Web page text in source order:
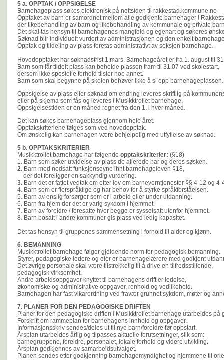
5 a. OPPTAK / OPPSIGELSE
Barnehageplass søkes elektronisk på nettsiden til rakkestad.kommune.no
Opptaket av barn er samordnet mellom alle godkjente barnehager i
der likebehandling av barn og likebehandling av kommunale og private
Det skal tas hensyn til barnehagenes mangfold og egenart og søkeres
Søknad blir individuelt vurdert av administrasjonen og den enkelt
Opptak og tildeling av plass foretas administrativt av seksjon barnehage.
Hovedopptaket har søknadsfrist 1.mars. Barnehageåret er fra 1. august til
Barn som får tildelt plass kan beholde plassen fram til 31.07 ved skolestart,
dersom ikke spesielle forhold tilsier noe annet.
Barn som skal begynne på skolen behøver ikke å si opp barnehageplassen.
Oppsigelse av plass eller søknad om endring leveres skriftlig på
eller på skjema som fås og leveres i Musikktrollet barnehage.
Oppsigelsestiden er én måned regnet fra den 1. i hver måned.
Det kan søkes barnehageplass gjennom hele året.
Opptakskriteriene følges som ved hovedopptak.
Om ønskelig kan barnehagen være behjelpelig med utfyllelse av søknad.
5 b. OPPTAKSKRITERIER
Musikktrollet barnehage har følgende opptakskriterier: (§18)
1. Barn som søker utvidelse av plass de allerede har og deres søsken.
2. Barn med nedsatt funksjonsevne ihht barnehageloven §18,
der det foreligger en sakkyndig vurdering.
3. Barn det er fattet vedtak om etter lov om barneverntjenester §§ 4-12 og
4. Barn som er flerspråklige og har behov for å styrke språkforståelsen.
5. Barn av enslig forsørger som er i arbeid eller under utdanning.
6. Barn fra hjem der det er varig sykdom i hjemmet.
7. Barn av foreldre / foresatte hvor begge er sysselsatt utenfor hjemmet.
8. Barn bosatt i andre kommuner gis plass ved ledig kapasitet.
Det tas hensyn til gruppenes sammensetning i forhold til alder og kjønn.
6. BEMANNING
Musikktrollet barnehage følger gjeldende norm for pedagogisk bemanning.
Styrer, pedagogiske ledere og eier er barnehagelærere med godkjent
Det øvrige personale skal være tilstrekkelig til å drive en tilfredsstillende,
pedagogisk virksomhet.
Andre arbeidsoppgaver knyttet til barnehagens drift er ledelse,
økonomiske og administrative oppgaver, renhold og vedlikehold.
Barnehagen har fast vikarordning ved fravær grunnet sykdom, møter og
7. PLANER FOR DEN PEDAGOGISKE DRIFTEN
Planer for den pedagogiske driften i Musikktrollet barnehage utarbeides på
Forskrift om rammeplan for barnehagens innhold og oppgaver.
Informasjonsskriv sendes/deles ut til nye barn/foreldre før oppstart.
Årsplan utarbeides årlig og tilpasses aktuelle forutsetninger, slik som:
barnegruppene, foreldre, personalet, lokale forhold og videre utvikling.
Årsplan godkjennes av samarbeidsutvalget.
Planen sendes etter godkjenning barnehagemyndighet og hjemmene til